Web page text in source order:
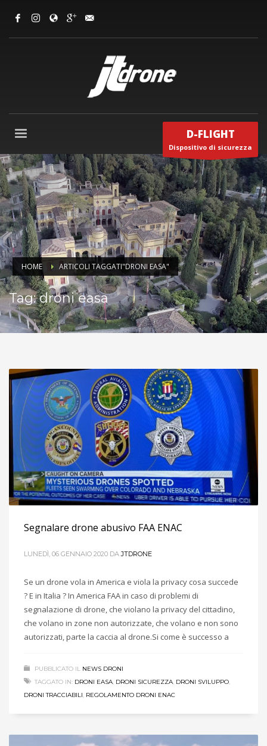
D-FLIGHT
Dispositivo di sicurezza
HOME ARTICOLI TAGGATI"DRONI EASA"
Tag: droni easa
Segnalare drone abusivo FAA ENAC
LUNEDÌ, 06 GENNAIO 2020 DAJTDRONE
Se un drone vola in America e viola la privacy cosa succede
? E in Italia ? In America FAA in caso di problemi di
segnalazione di drone, che violano la privacy del cittadino,
che volano in zone non autorizzate, che volano e non sono
autorizzati, parte la caccia al drone.Si come è successo a
PUBBLICATO IL NEWS DRONI
TAGGATO IN: DRONI EASA, DRONI SICUREZZA, DRONI SVILUPPO,
DRONI TRACCIABILI, REGOLAMENTO DRONI ENAC